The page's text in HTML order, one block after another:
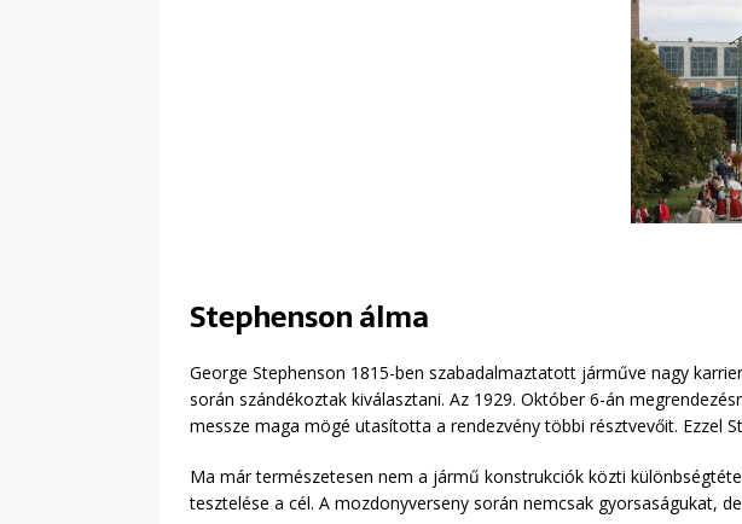
Stephenson álma
George Stephenson 1815-ben szabadalmaztatott járműve nagy
során szándékoztak kiválasztani. Az 1929. Október 6-án
messze maga mögé utasította a rendezvény többi résztvevőit. Ezzel
Ma már természetesen nem a jármű konstrukciók közti
tesztelése a cél. A mozdonyverseny során nemcsak gyorsaságukat,